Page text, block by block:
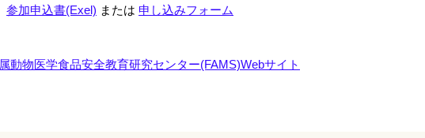
参加申込書(Exel) または 申し込みフォーム
動物医学食品安全教育研究センター(FAMS)Webサイト